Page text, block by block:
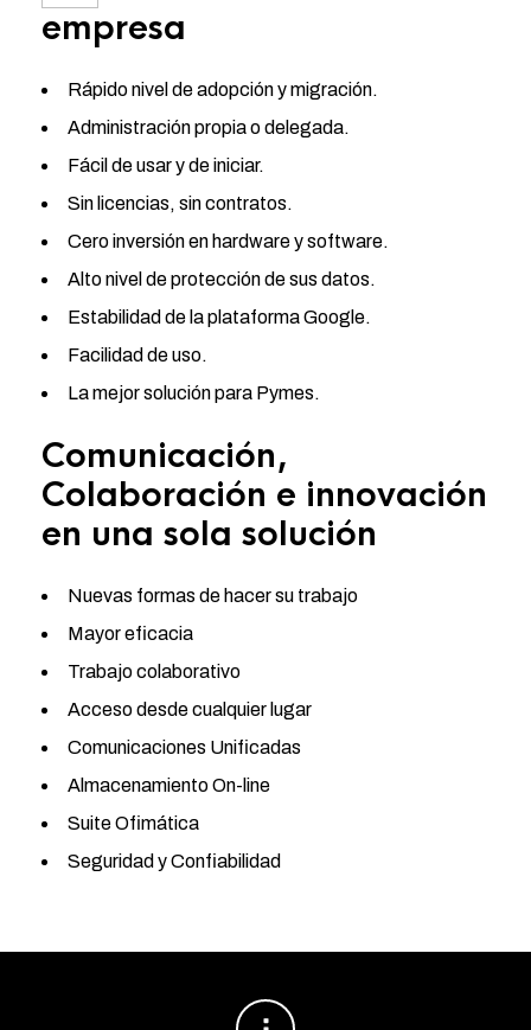
empresa
Rápido nivel de adopción y migración.
Administración propia o delegada.
Fácil de usar y de iniciar.
Sin licencias, sin contratos.
Cero inversión en hardware y software.
Alto nivel de protección de sus datos.
Estabilidad de la plataforma Google.
Facilidad de uso.
La mejor solución para Pymes.
Comunicación,
Colaboración e innovación
en una sola solución
Nuevas formas de hacer su trabajo
Mayor eficacia
Trabajo colaborativo
Acceso desde cualquier lugar
Comunicaciones Unificadas
Almacenamiento On-line
Suite Ofimática
Seguridad y Confiabilidad